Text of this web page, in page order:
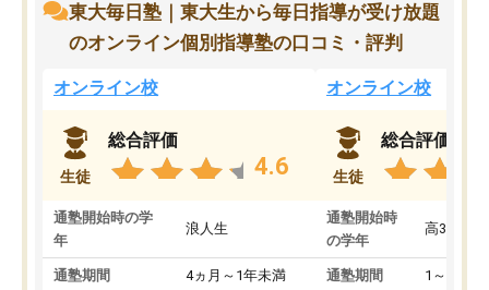
東大毎日塾｜東大生から毎日指導が受け放題
のオンライン個別指導塾の口コミ・評判
オンライン校
生徒
総合評価
4.6
通塾開始時の学
年
浪人生
通塾期間 4ヵ月～1年未満
オンライン校
生徒
総合評価
通塾開始時
の学年
高3
通塾期間 1～3ヵ月